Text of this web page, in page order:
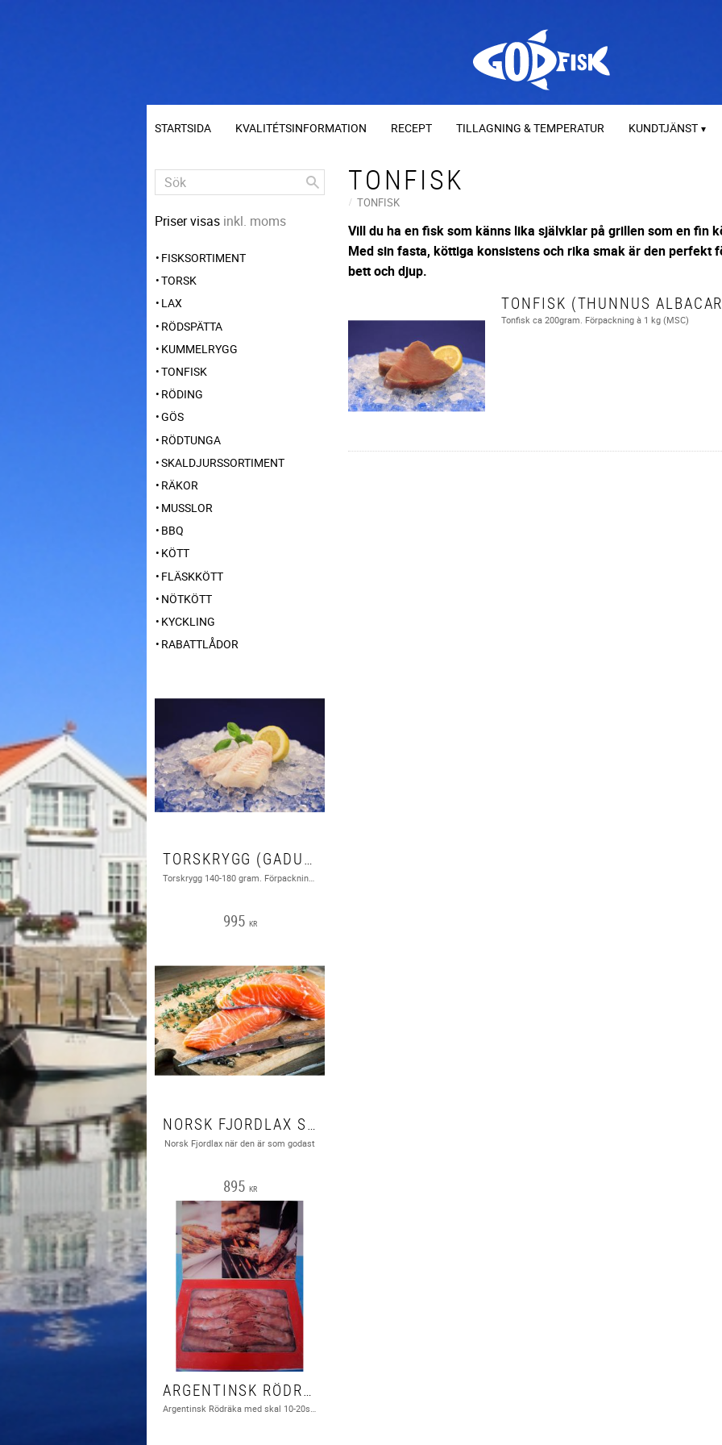
STARTSIDA KVALITÉTSINFORMATION RECEPT TILLAGNING & TEMPERATUR KUNDTJÄNST
TONFISK
TONFISK
Vill du ha en fisk som känns lika självklar på grillen som en fin
Med sin fasta, köttiga konsistens och rika smak är den perfekt
bett och djup.
TONFISK (THUNNUS
Tonfisk ca 200gram. Förpackning à 1 kg (MSC)
Priser visas inkl. moms
FISKSORTIMENT
TORSK
LAX
RÖDSPÄTTA
KUMMELRYGG
TONFISK
RÖDING
GÖS
RÖDTUNGA
SKALDJURSSORTIMENT
RÄKOR
MUSSLOR
BBQ
KÖTT
FLÄSKKÖTT
NÖTKÖTT
KYCKLING
RABATTLÅDOR
TORSKRYGG (GADUS MORHUA) 2.0 KG (498:-/KG)
995 KR
NORSK FJORDLAX SUPERIOR (SALMO-SALAR) MED SKINN I BIT OM CA. 250G/BIT 1,5KG
Norsk Fjordlax när den är som godast
895 KR
ARGENTINSK RÖDRÄKA (PLEOTICUS MUELLERI) 2KG